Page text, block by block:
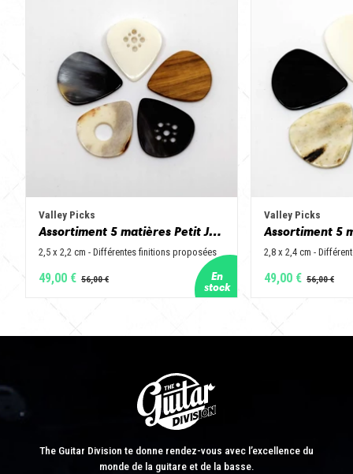
Valley Picks
Assortiment 5 matières Petit Jazz - Corne de vache, os, bois de cerf, buis et corne de buffle
2,5 x 2,2 cm - Différentes finitions proposées
49,00 €
Valley Picks
2,8 x 2,4 cm -
49,00 €
The Guitar Division te donne rendez-vous avec l’excellence du
monde de la guitare et de la basse.